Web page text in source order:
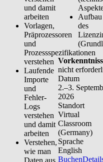
und damit
arbeiten
Vorlagen,
Präprozessoren
und
Prozessspezifikationen
verstehen
Laufende
Importe
und
Fehler-
Logs
verstehen
und damit
arbeiten
Verstehen,
wie man
Daten aus
Aufbau
des
nicht
Datum
2.–3.
2026
Standort
Virtual
Classroom
(Germany)
Sprache
English
Buchen